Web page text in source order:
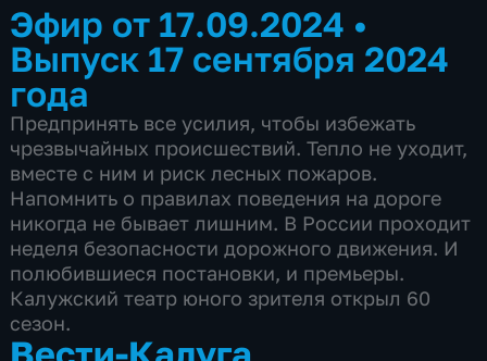
Эфир от 17.09.2024 •
Выпуск 17 сентября 2024
года
Предпринять все усилия, чтобы избежать
чрезвычайных происшествий. Тепло не уходит,
вместе с ним и риск лесных пожаров.
Напомнить о правилах поведения на дороге
никогда не бывает лишним. В России проходит
неделя безопасности дорожного движения. И
полюбившиеся постановки, и премьеры.
Калужский театр юного зрителя открыл 60
сезон.